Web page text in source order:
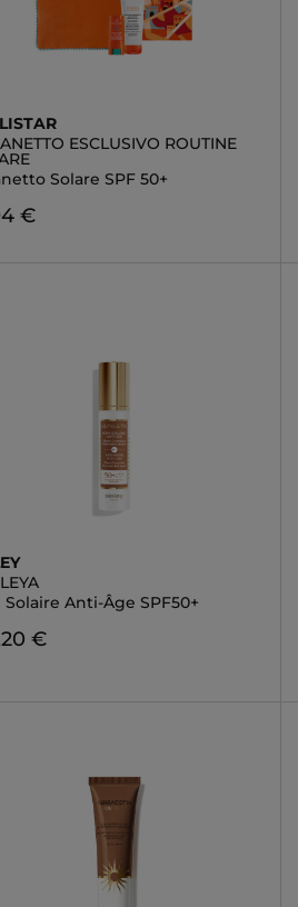
ESCLUSIVO ROUTINE
Solare SPF 50+
€
Solaire Anti-Âge SPF50+
€